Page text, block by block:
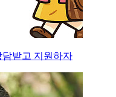
받고 지원하자